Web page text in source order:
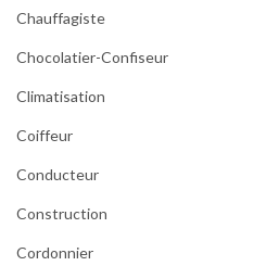
Chauffagiste
Chocolatier-Confiseur
Climatisation
Coiffeur
Conducteur
Construction
Cordonnier